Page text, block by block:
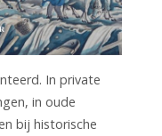
In private
in oude
bij historische